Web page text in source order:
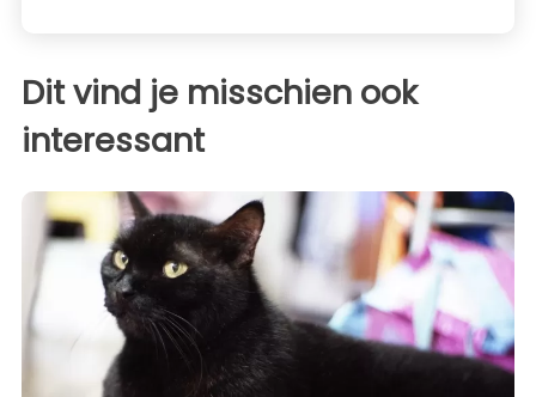
Dit vind je misschien ook
interessant